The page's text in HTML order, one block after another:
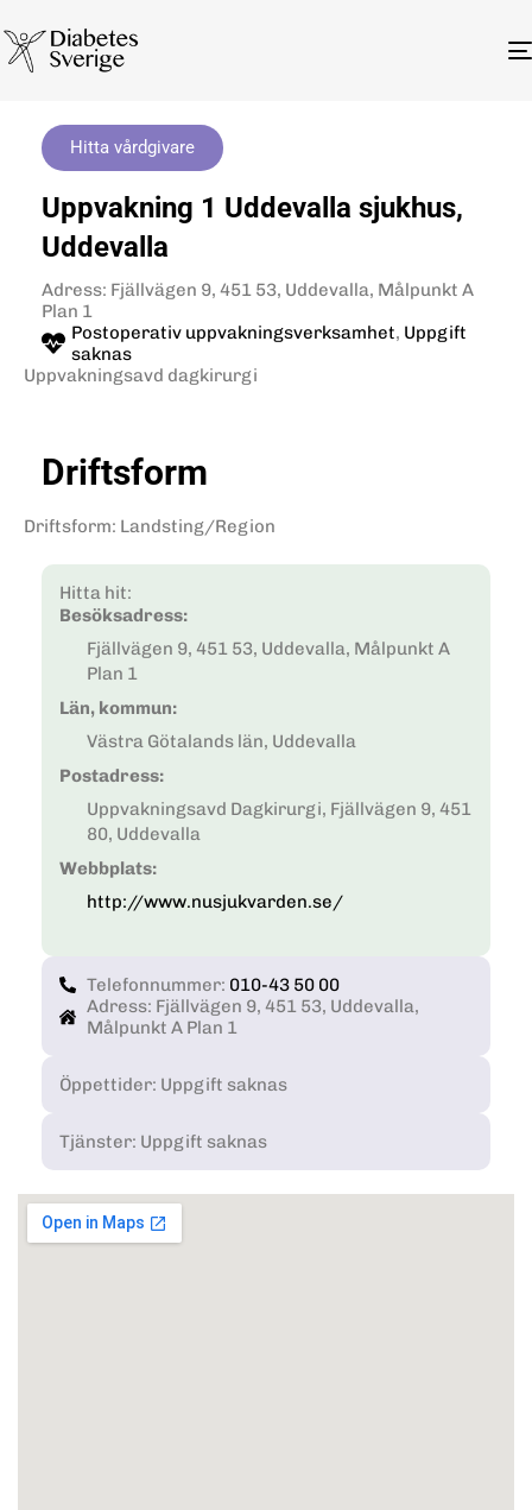
Hitta vårdgivare
Uppvakning 1 Uddevalla sjukhus,
Uddevalla
Adress: Fjällvägen 9, 451 53, Uddevalla, Målpunkt A
Plan 1
Postoperativ uppvakningsverksamhet, Uppgift
saknas
Uppvakningsavd dagkirurgi
Driftsform
Driftsform: Landsting/Region
Hitta hit:
Besöksadress:
Fjällvägen 9, 451 53, Uddevalla, Målpunkt A
Plan 1
Län, kommun:
Västra Götalands län, Uddevalla
Postadress:
Uppvakningsavd Dagkirurgi, Fjällvägen 9, 451
80, Uddevalla
Webbplats:
http://www.nusjukvarden.se/
Telefonnummer: 010-43 50 00
Adress: Fjällvägen 9, 451 53, Uddevalla,
Målpunkt A Plan 1
Öppettider: Uppgift saknas
Tjänster: Uppgift saknas